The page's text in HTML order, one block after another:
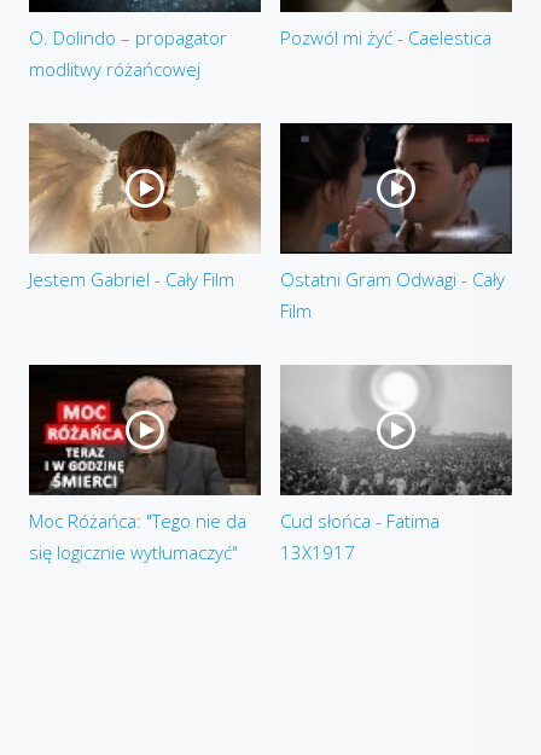
O. Dolindo – propagator
modlitwy różańcowej
Pozwól mi żyć - Caelestica
Jestem Gabriel - Cały Film
Ostatni Gram Odwagi - Cały
Film
Moc Różańca: "Tego nie da
się logicznie wytłumaczyć"
Cud słońca - Fatima
13X1917